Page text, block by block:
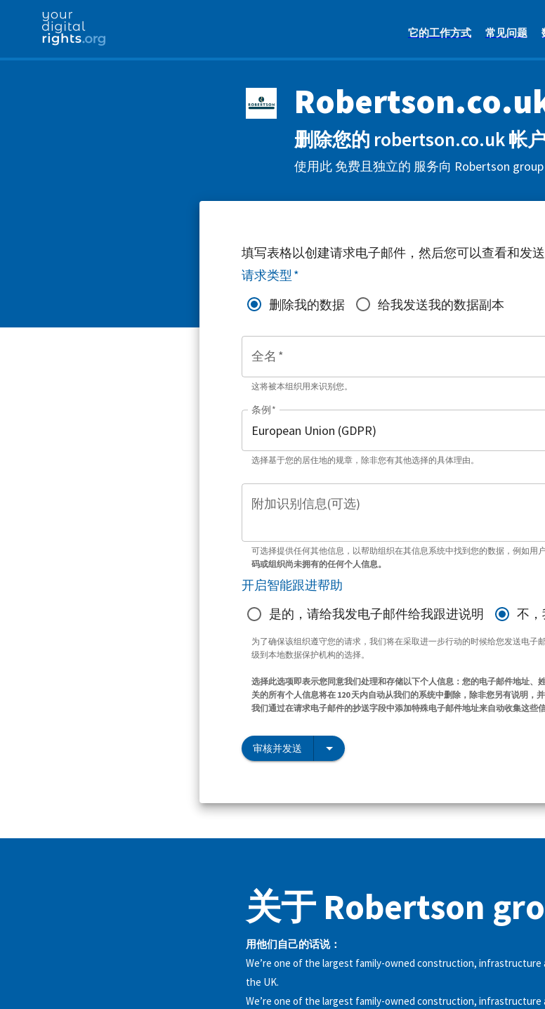
它的工作方式 常见问题
删除您的 robertson.co.uk 帐
使用此 免费且独立的 服务向 Robertson
填写表格以创建请求电子邮件，然后您可以查看和发送
请求类型 *
删除我的数据
给我发送我的数据副本
全名 *
这将被本组织用来识别您。
条例 *
选择基于您的居住地的规章，除非您有其他选择的具体理由。
附加识别信息(可选)
可选择提供任何其他信息，以帮助组织在其信息系统中找到您的数据，例如用户
码或组织尚未拥有的任何个人信息。
开启智能跟进帮助
是的，请给我发电子邮件给我跟进说明
不
为了确保该组织遵守您的请求，我们将在采取进一步行动的时候给您发送电子
级到本地数据保护机构的选择。
选择此选项即表示您同意我们处理和存储以下个人信息：您的电子邮件地址、
关的所有个人信息将在 120 天内自动从我们的系统中删除，除非您另有说明，
我们通过在请求电子邮件的抄送字段中添加特殊电子邮件地址来自动收集这些信
审核并发送
关于 Robertson
用他们自己的话说：
We’re one of the largest family-owned construction, infrastructure
the UK.
We’re one of the largest family-owned construction, infrastructure